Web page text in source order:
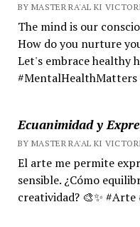
BY MASTER RA'AL KI
The mind is our
How do you nurture
Let's embrace healthy
Ecuanimidad y
BY MASTER RA'AL KI
El arte me permite
sensible. ¿Cómo
creatividad? 🎨✨